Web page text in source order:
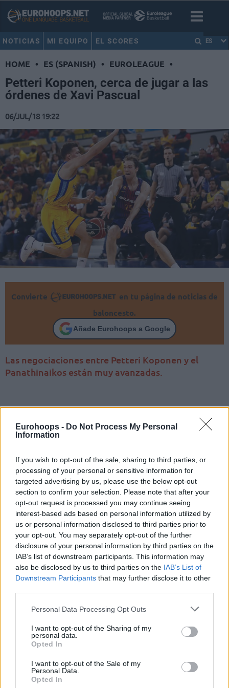
Eurohoops - Do Not Process My Personal
Information
If you wish to opt-out of the sale, sharing to third parties, or
processing of your personal or sensitive information for
targeted advertising by us, please use the below opt-out
section to confirm your selection. Please note that after your
opt-out request is processed you may continue seeing
interest-based ads based on personal information utilized by
us or personal information disclosed to third parties prior to
your opt-out. You may separately opt-out of the further
disclosure of your personal information by third parties on the
IAB’s list of downstream participants. This information may
also be disclosed by us to third parties on the IAB’s List of
Downstream Participants that may further disclose it to other
Please note that this website/app uses one or more Google
not limited to your visit or usage behaviour. You may click to
grant or deny consent to Google and its third-party tags to
use your data for below specified purposes in below Google
consent section.
Personal Data Processing Opt Outs
I want to opt-out of the Sharing of my
personal data.
Opted In
I want to opt-out of the Sale of my
Personal Data.
Opted In
NOTICIAS MI EQUIPO EL SCORES ES
HOME • ES (SPANISH) • EUROLEAGUE •
Petteri Koponen, cerca de jugar a las
órdenes de Xavi Pascual
06/JUL/18 19:22
Convierte
en tu página de noticias de
baloncesto.
Añade Eurohoops a Google
Las negociaciones entre Petteri Koponen y el
Panathinaikos están muy avanzadas.